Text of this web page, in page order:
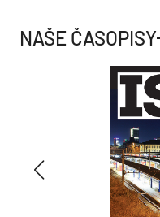
NAŠE ČASOPISY